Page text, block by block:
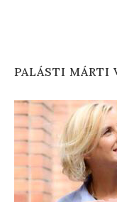
PALÁSTI MÁRTI